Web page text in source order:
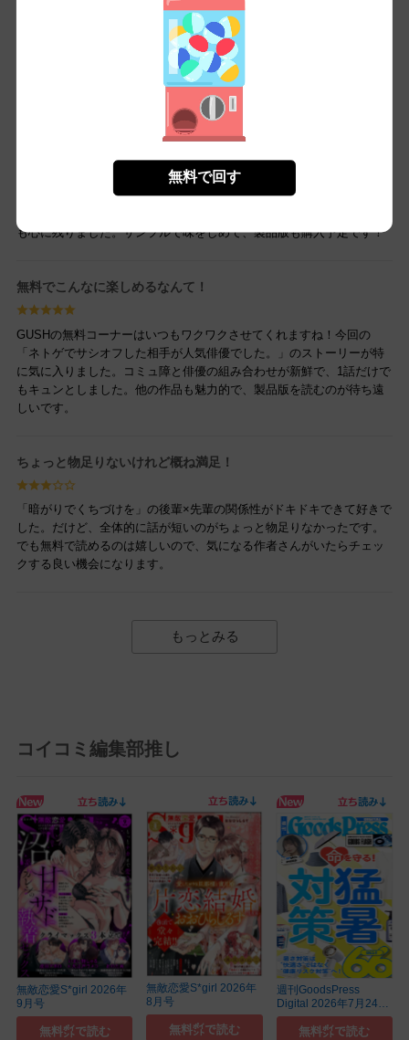
「恋は異なもの困りもの」が読めて大満足です！不器用ながらも真剣
な恋の物語がとても新鮮。無料で1話読めてしまうので、つい続きが気
になって続巻を買ってしまいそうです。BL好きさんにはたまらない一
GUSH推しコミの無料版は本当にありがたいです！特に「瞳に映るブ
も心に残りました。サンプルで味をしめて、製品版も購入予定です！
無料でこんなに楽しめるなんて！
GUSHの無料コーナーはいつもワクワクさせてくれますね！今回の
「ネトゲでサシオフした相手が人気俳優でした。」のストーリーが特
に気に入りました。コミュ障と俳優の組み合わせが新鮮で、1話だけで
もキュンとしました。他の作品も魅力的で、製品版を読むのが待ち遠
しいです。
ちょっと物足りないけれど概ね満足！
「暗がりでくちづけを」の後輩×先輩の関係性がドキドキできて好きで
した。だけど、全体的に話が短いのがちょっと物足りなかったです。
でも無料で読めるのは嬉しいので、気になる作者さんがいたらチェッ
クする良い機会になります。
もっとみる
コイコミ編集部推し
無敵恋愛S*girl 2026年
9月号
無料㌽で読む
無敵恋愛S*girl 2026年
8月号
無料㌽で読む
週刊GoodsPress
Digital 2026年7月24日
号
無料㌽で読む
無料で回す